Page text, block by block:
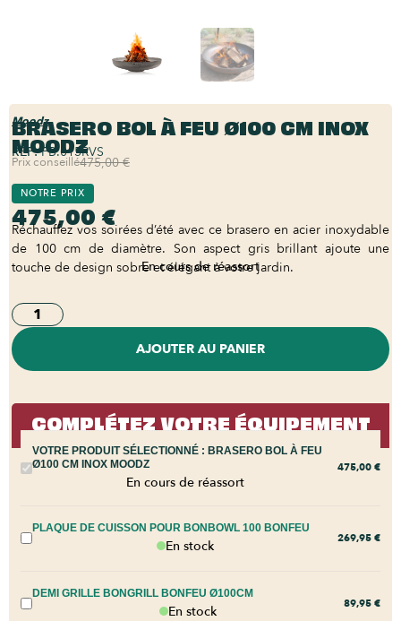
Moodz
BRASERO BOL À FEU Ø100 CM INOX
MOODZ
REF:FB.015RVS
Prix conseillé475,00 €
NOTRE PRIX
475,00 €
Réchauffez vos soirées d’été avec ce brasero en acier inoxydable
de 100 cm de diamètre. Son aspect gris brillant ajoute une
touche de design sobre et élégant à votre jardin.
En cours de réassort
AJOUTER AU PANIER
COMPLÉTEZ VOTRE ÉQUIPEMENT
VOTRE PRODUIT SÉLECTIONNÉ : BRASERO BOL À FEU
Ø100 CM INOX MOODZ
En cours de réassort
475,00 €
PLAQUE DE CUISSON POUR BONBOWL 100 BONFEU
En stock 269,95 €
DEMI GRILLE BONGRILL BONFEU Ø100CM
En stock 89,95 €